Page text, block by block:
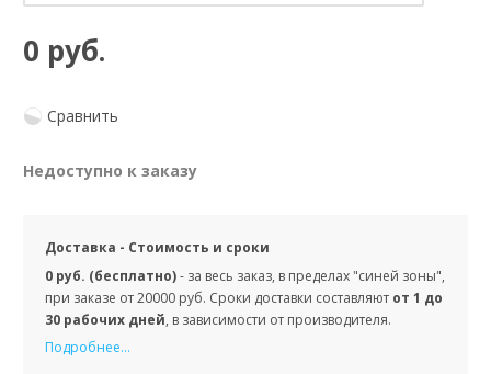
0 руб.
Сравнить
Недоступно к заказу
Доставка - Стоимость и сроки
0 руб. (бесплатно)- за весь заказ, в пределах "синей зоны",
при заказе от 20000 руб. Сроки доставки составляют от 1 до
30 рабочих дней, в зависимости от производителя.
Подробнее...